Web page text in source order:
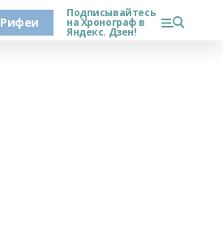
Подписывайтесь
на Хронограф в
Яндекс. Дзен!